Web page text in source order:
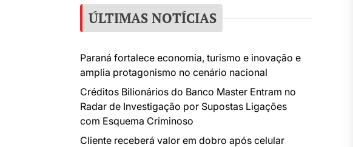
ÚLTIMAS NOTÍCIAS
Paraná fortalece economia, turismo e inovação e
amplia protagonismo no cenário nacional
Créditos Bilionários do Banco Master Entram no
Radar de Investigação por Supostas Ligações
com Esquema Criminoso
Cliente receberá valor em dobro após celular